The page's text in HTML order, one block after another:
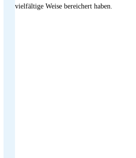
vielfältige Weise bereichert haben.